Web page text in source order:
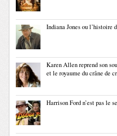
Indiana Jones ou l’histoire
Karen Allen reprend son
et le royaume du crâne de
Harrison Ford n’est pas le